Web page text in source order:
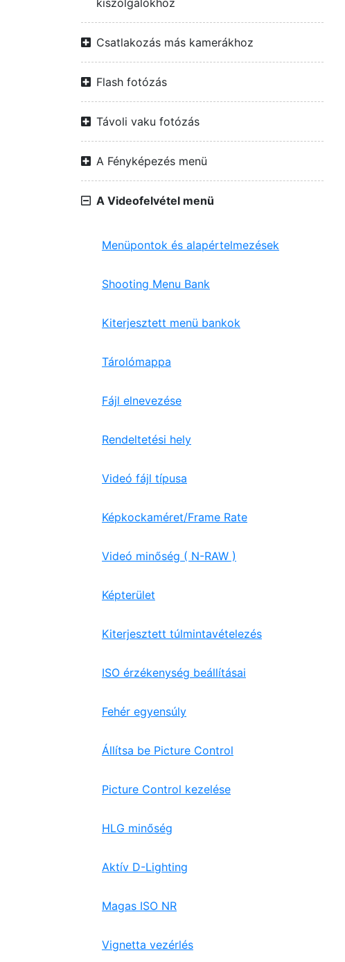
kiszolgálókhoz
Csatlakozás más kamerákhoz
Flash fotózás
Távoli vaku fotózás
A Fényképezés menü
A Videofelvétel menü
Menüpontok és alapértelmezések
Shooting Menu Bank
Kiterjesztett menü bankok
Tárolómappa
Fájl elnevezése
Rendeltetési hely
Videó fájl típusa
Képkockaméret/Frame Rate
Videó minőség ( N-RAW )
Képterület
Kiterjesztett túlmintavételezés
ISO érzékenység beállításai
Fehér egyensúly
Állítsa be Picture Control
Picture Control kezelése
HLG minőség
Aktív D-Lighting
Magas ISO NR
Vignetta vezérlés